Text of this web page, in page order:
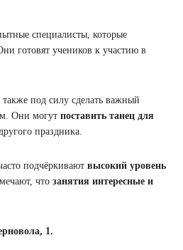
специалисты, которые
готовят учеников к участию в
под силу сделать важный
Они могут поставить танец для
праздника.
подчёркивают высокий уровень
что занятия интересные и
1.